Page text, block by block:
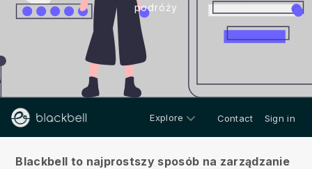
podróży
Explore Contact Sign in
Blackbell to najprostszy sposób na zarządzanie